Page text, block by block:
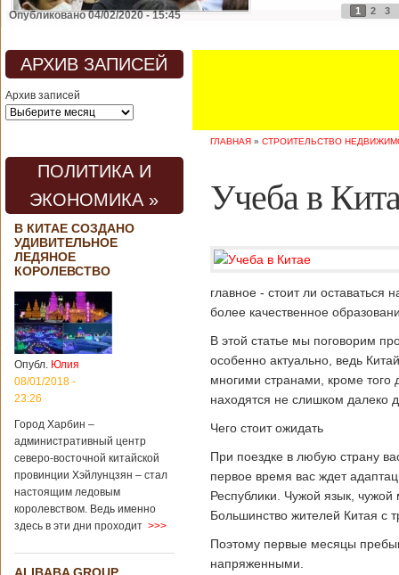
Опубликовано 04/02/2020 - 15:45 1 2 3
АРХИВ ЗАПИСЕЙ
Архив записей
ПОЛИТИКА И
ЭКОНОМИКА »
В КИТАЕ СОЗДАНО
УДИВИТЕЛЬНОЕ
ЛЕДЯНОЕ
КОРОЛЕВСТВО
Опубл. Юлия
08/01/2018 -
23:26
Город Харбин –
административный центр
северо-восточной китайской
провинции Хэйлунцзян – стал
настоящим ледовым
королевством. Ведь именно
здесь в эти дни проходит >>>
ГЛАВНАЯ » СТРОИТЕЛЬСТВО
Учеба в
главное - стоит ли оставаться
более качественное
В этой статье мы поговорим
особенно актуально, ведь
многими странами, кроме
находятся не слишком далеко
Чего стоит ожидать
При поездке в любую страну
первое время вас ждет
Республики. Чужой язык,
Большинство жителей Китая с
Поэтому первые месяцы
напряженными.